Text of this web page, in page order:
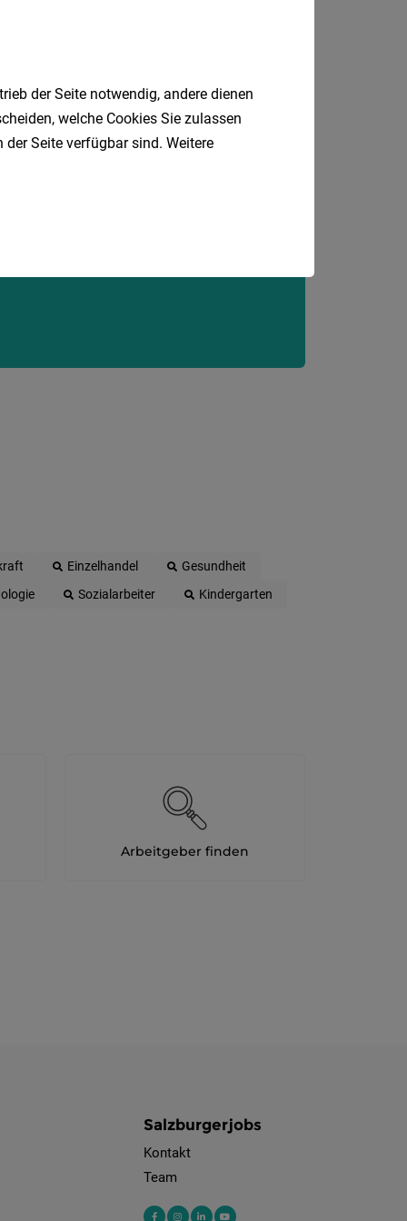
Mail.
Einzelhandel
Gesundheit
Sozialarbeiter
Kindergarten
Arbeitgeber finden
Salzburgerjobs
Kontakt
Team
der Seite notwendig, andere dienen
welche Cookies Sie zulassen
Seite verfügbar sind. Weitere